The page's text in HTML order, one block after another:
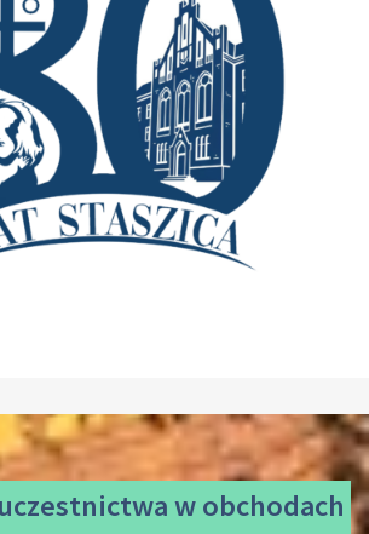
w obchodach